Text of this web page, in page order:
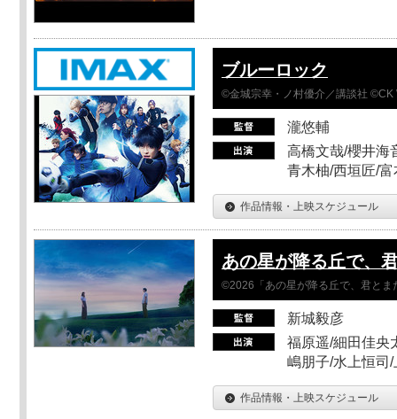
ブルーロック
©金城宗幸・ノ村優介／講談社 ©CK
瀧悠輔
高橋文哉/櫻井海
青木柚/西垣匠/
作品情報・上映スケジュール
あの星が降る丘で、
©2026「あの星が降る丘で、君とま
新城毅彦
福原遥/細田佳央
嶋朋子/水上恒司
作品情報・上映スケジュール